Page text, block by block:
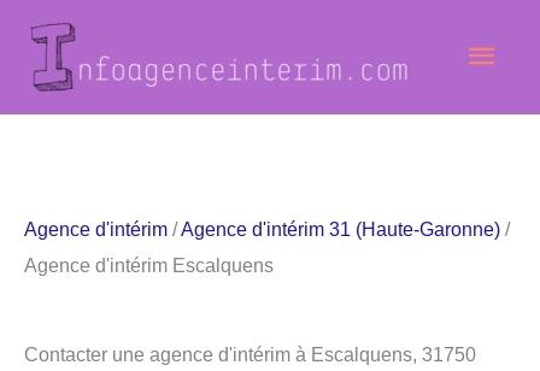
contenu
Agence d'intérim /Agence d'intérim 31 (Haute-Garonne) /
Agence d'intérim Escalquens
Contacter une agence d'intérim à Escalquens, 31750